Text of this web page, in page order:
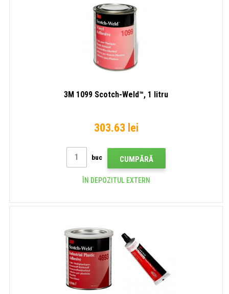
3M 1099 Scotch-Weld™, 1 litru
303.63 lei
buc CUMPĂRĂ
ÎN DEPOZITUL EXTERN